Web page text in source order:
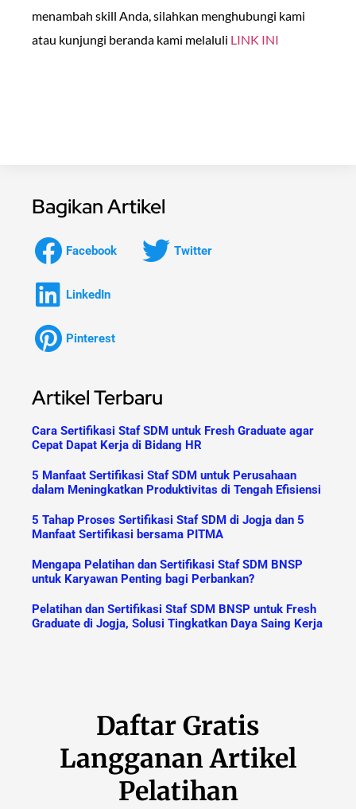
menambah skill Anda, silahkan menghubungi kami
atau kunjungi beranda kami melaluli LINK INI
Bagikan Artikel
Facebook Twitter
LinkedIn
Pinterest
Artikel Terbaru
Cara Sertifikasi Staf SDM untuk Fresh Graduate agar
Cepat Dapat Kerja di Bidang HR
5 Manfaat Sertifikasi Staf SDM untuk Perusahaan
dalam Meningkatkan Produktivitas di Tengah Efisiensi
5 Tahap Proses Sertifikasi Staf SDM di Jogja dan 5
Manfaat Sertifikasi bersama PITMA
Mengapa Pelatihan dan Sertifikasi Staf SDM BNSP
untuk Karyawan Penting bagi Perbankan?
Pelatihan dan Sertifikasi Staf SDM BNSP untuk Fresh
Graduate di Jogja, Solusi Tingkatkan Daya Saing Kerja
Daftar Gratis
Langganan Artikel
Pelatihan